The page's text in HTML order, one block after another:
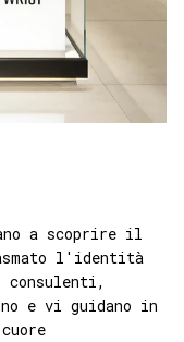
a scoprire il
l'identità
e vi guidano in